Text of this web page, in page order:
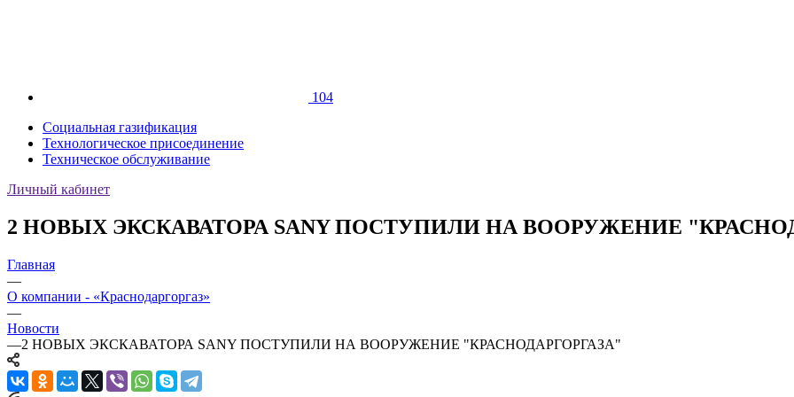
104
Социальная газификация
Технологическое присоединение
Техническое обслуживание
Личный кабинет
2 НОВЫХ ЭКСКАВАТОРА SANY ПОСТУПИЛИ НА ВООРУЖЕНИЕ
Главная
—
О компании - «Краснодаргоргаз»
—
Новости
—2 НОВЫХ ЭКСКАВАТОРА SANY ПОСТУПИЛИ НА ВООРУЖЕНИЕ "КРАСНОДАРГОРГАЗА"